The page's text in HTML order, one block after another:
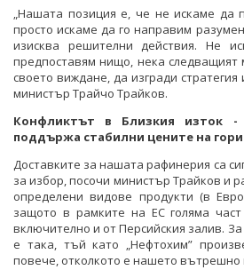
„Нашата позиция е, че не искаме да
просто искаме да го направим
изисква решителни действия. Не
предпоставям нищо, нека
своето виждане, да изгради
министър Трайчо Трайков.
Конфликтът в Близкия изток -
поддържа стабилни цените на
Доставките за нашата рафинерия са
за избор, посочи министър Трайков и
определени видове продукти (в
защото в рамките на ЕС голяма
включително и от Персийския залив.
е така, тъй като „Нефтохим”
повече, отколкото е нашето вътрешно